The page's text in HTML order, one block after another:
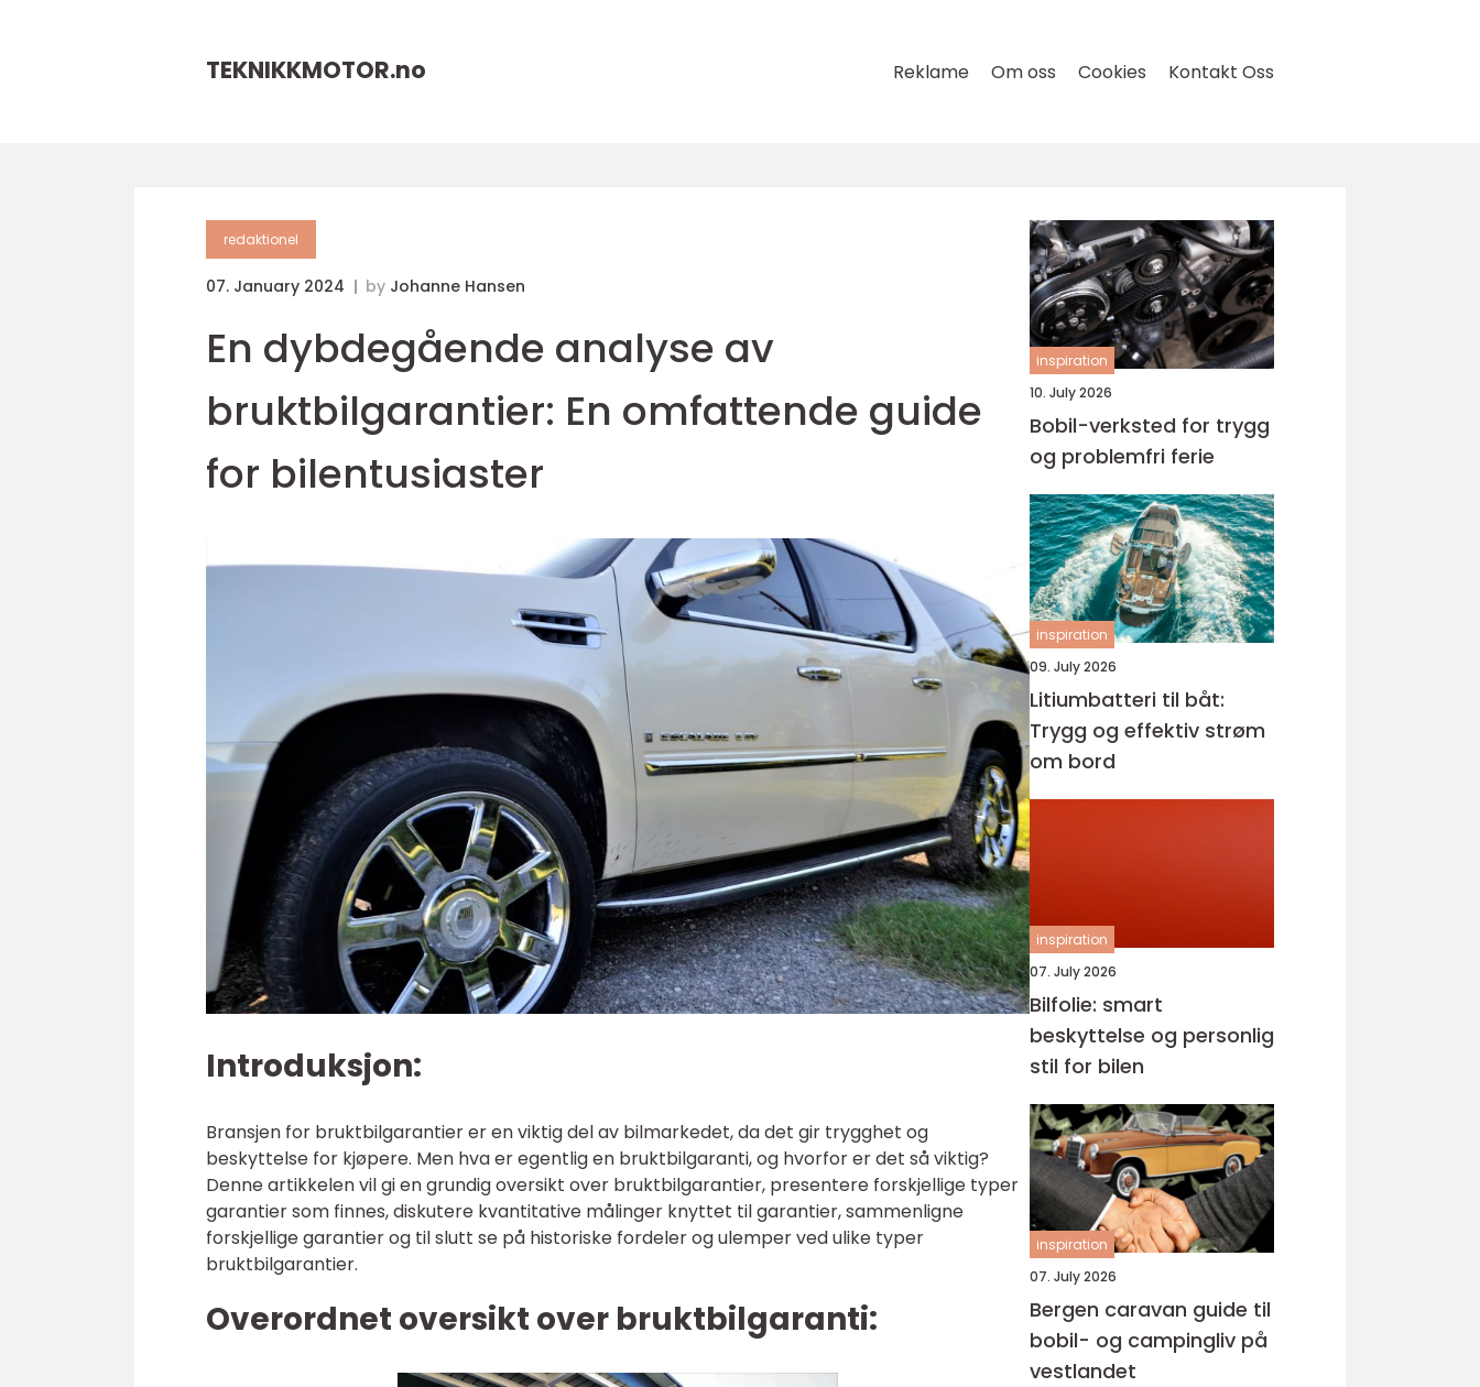
TEKNIKKMOTOR.no Reklame Om oss Cookies Kontakt Oss
redaktionel
07. January 2024 by Johanne Hansen
En dybdegående analyse av
bruktbilgarantier: En omfattende guide
for bilentusiaster
Introduksjon:
Bransjen for bruktbilgarantier er en viktig del av bilmarkedet, da det gir trygghet og
beskyttelse for kjøpere. Men hva er egentlig en bruktbilgaranti, og hvorfor er det så viktig?
Denne artikkelen vil gi en grundig oversikt over bruktbilgarantier, presentere forskjellige typer
garantier som finnes, diskutere kvantitative målinger knyttet til garantier, sammenligne
forskjellige garantier og til slutt se på historiske fordeler og ulemper ved ulike typer
bruktbilgarantier.
Overordnet oversikt over bruktbilgaranti:
inspiration
10. July 2026
Bobil-verksted for trygg
og problemfri ferie
inspiration
09. July 2026
Litiumbatteri til båt:
Trygg og effektiv strøm
om bord
inspiration
07. July 2026
Bilfolie: smart
beskyttelse og personlig
stil for bilen
inspiration
07. July 2026
Bergen caravan guide til
bobil- og campingliv på
vestlandet